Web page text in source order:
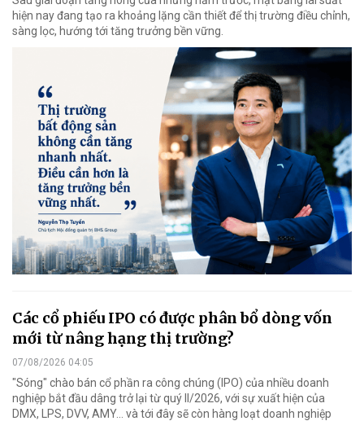
hiện nay đang tạo ra khoảng lặng cần thiết để thị trường điều chỉnh,
sàng lọc, hướng tới tăng trưởng bền vững.
Các cổ phiếu IPO có được phân bổ dòng vốn
mới từ nâng hạng thị trường?
07/08/2026 04:05
"Sóng" chào bán cổ phần ra công chúng (IPO) của nhiều doanh
nghiệp bắt đầu dâng trở lại từ quý II/2026, với sự xuất hiện của
DMX, LPS, DVV, AMY... và tới đây sẽ còn hàng loạt doanh nghiệp